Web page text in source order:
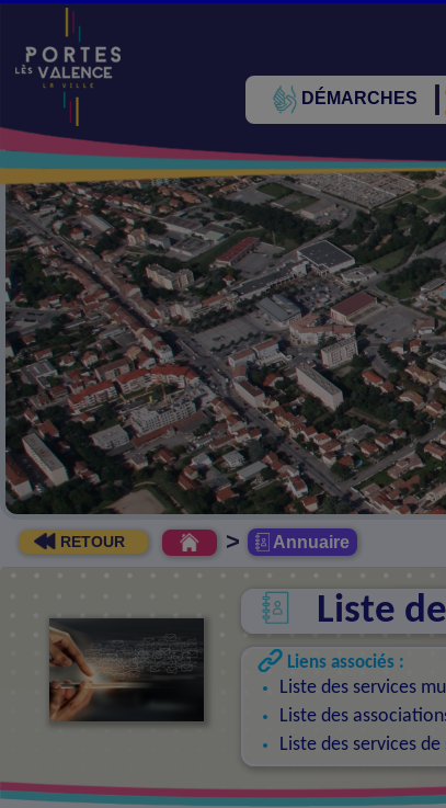
DÉMARCHES
RETOUR > Annuaire
Liste
Liens associés :
Liste des services
Liste des
Liste des services de